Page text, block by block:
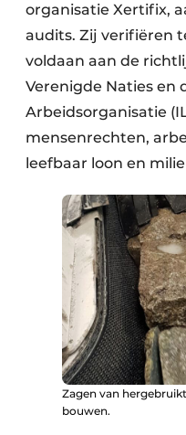
organisatie Xertifix,
audits. Zij verifiëren
voldaan aan de
Verenigde Naties en
Arbeidsorganisatie
mensenrechten,
leefbaar loon en
Zagen van
bouwen.